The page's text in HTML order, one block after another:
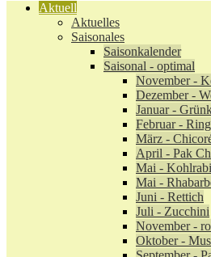
Aktuell
Aktuelles
Saisonales
Saisonkalender
Saisonal - optimal
November -
Dezember -
Januar -
Februar -
März -
April - Pak
Mai - Kohlrabi
Mai -
Juni - Rettich
Juli - Zucchini
November -
Oktober -